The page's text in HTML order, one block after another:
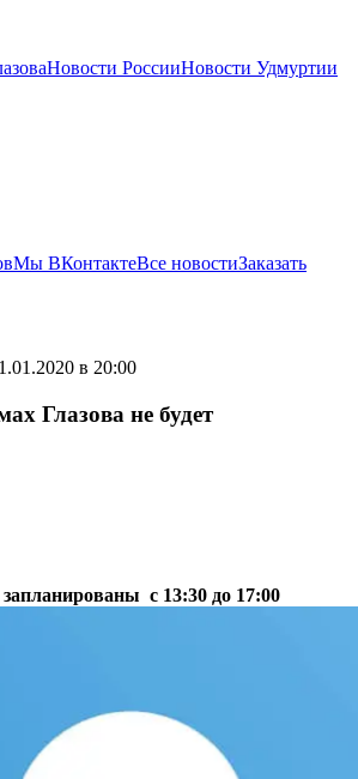
Новости РоссииНовости Удмуртии
Мы ВКонтактеВсе новостиЗаказать
в 20:00
Глазова не будет
с 13:30 до 17:00